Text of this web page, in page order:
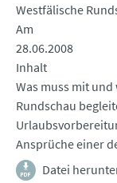
Westfälische
Am
28.06.2008
Inhalt
Was muss mit und
Rundschau
Ansprüche einer
Datei